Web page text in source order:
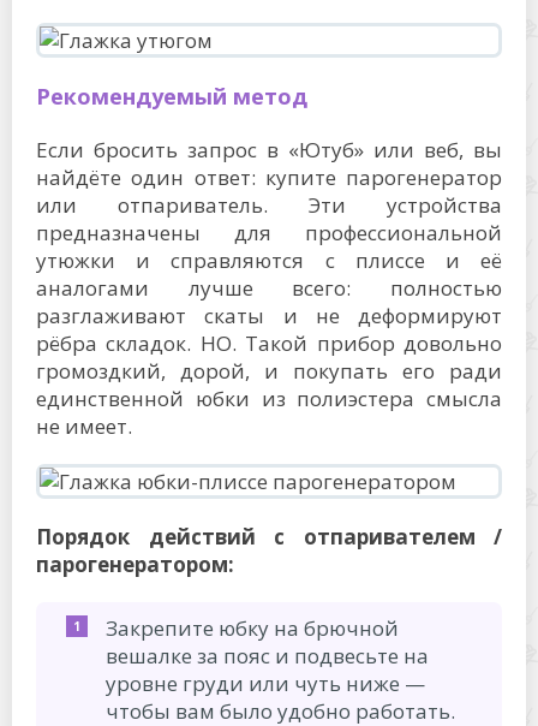
Рекомендуемый метод
Если бросить запрос в «Ютуб» или веб, вы
найдёте один ответ: купите парогенератор
или отпариватель. Эти устройства
предназначены для профессиональной
утюжки и справляются с плиссе и её
аналогами лучше всего: полностью
разглаживают скаты и не деформируют
рёбра складок. НО. Такой прибор довольно
громоздкий, дорой, и покупать его ради
единственной юбки из полиэстера смысла
не имеет.
Порядок действий с отпаривателем /
парогенератором:
Закрепите юбку на брючной
вешалке за пояс и подвесьте на
уровне груди или чуть ниже —
чтобы вам было удобно работать.